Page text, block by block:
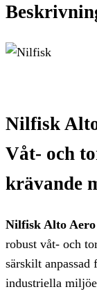
Nilfisk
Våt- och
krävande
Nilfisk Alto Aero
robust våt- och
särskilt anpassad
industriella